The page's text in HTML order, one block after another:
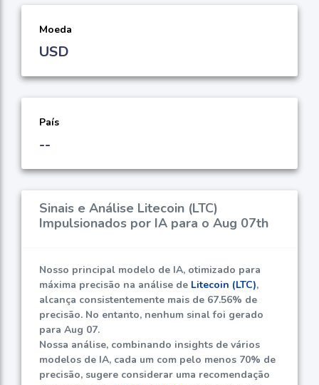
Moeda
USD
País
--
Sinais e Análise Litecoin (LTC)
Impulsionados por IA para o Aug 07th
Nosso principal modelo de IA, otimizado para
máxima precisão na análise de Litecoin (LTC),
alcança consistentemente mais de 67.56% de
precisão. No entanto, nenhum sinal foi gerado
para Aug 07.
Nossa análise, combinando insights de vários
modelos de IA, cada um com pelo menos 70% de
precisão, sugere considerar uma recomendação